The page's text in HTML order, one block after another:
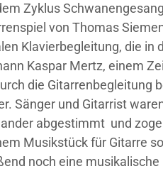
Zyklus
von Thomas
Klavierbegleitung, die in
Kaspar Mertz, einem
die Gitarrenbegleitung
Sänger und Gitarrist
abgestimmt und
Musikstück für Gitarre
noch eine